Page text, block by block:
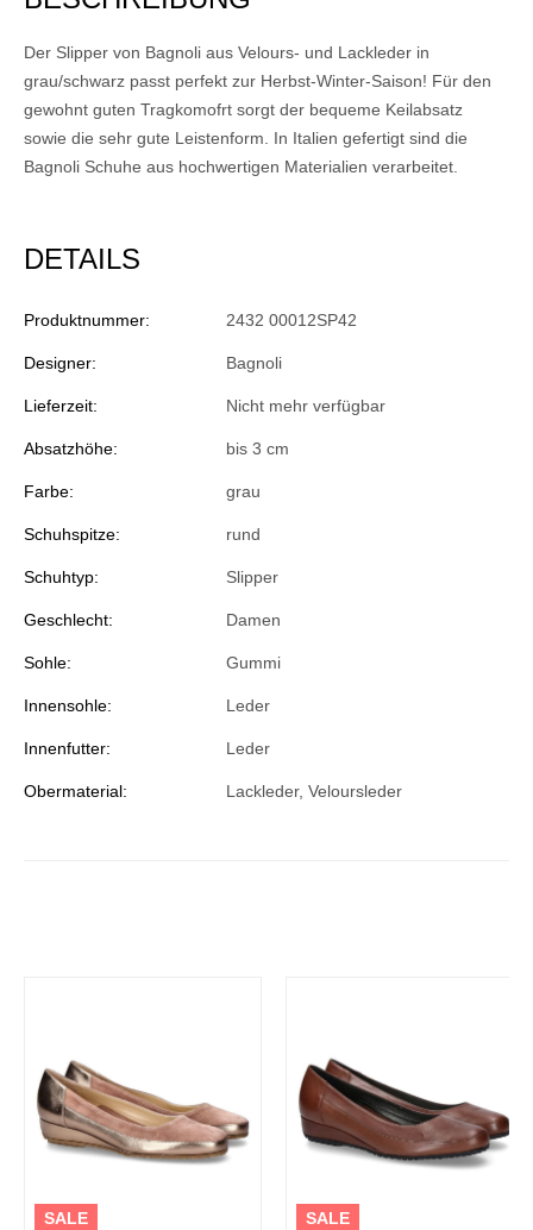
Der Slipper von Bagnoli aus Velours- und Lackleder in
grau/schwarz passt perfekt zur Herbst-Winter-Saison! Für den
gewohnt guten Tragkomofrt sorgt der bequeme Keilabsatz
sowie die sehr gute Leistenform. In Italien gefertigt sind die
Bagnoli Schuhe aus hochwertigen Materialien verarbeitet.
DETAILS
Produktnummer: 2432 00012SP42
Designer: Bagnoli
Lieferzeit: Nicht mehr verfügbar
Absatzhöhe: bis 3 cm
Farbe: grau
Schuhspitze: rund
Schuhtyp: Slipper
Geschlecht: Damen
Sohle: Gummi
Innensohle: Leder
Innenfutter: Leder
Obermaterial: Lackleder, Veloursleder
SALE SALE